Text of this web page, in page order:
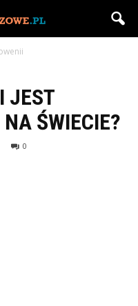
JEST
ŚWIECIE?
0